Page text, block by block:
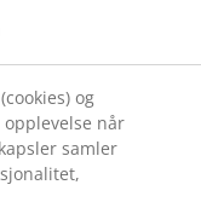
og
når
samler